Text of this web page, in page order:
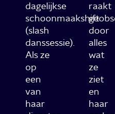
dagelijkse
schoonmaakshift
(slash
danssessie).
Als ze
op
een
van
haar
raakt
door
alles
wat
ze
ziet
en
haar